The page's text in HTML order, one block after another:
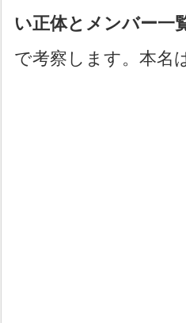
い正体とメンバー一
で考察します。本名